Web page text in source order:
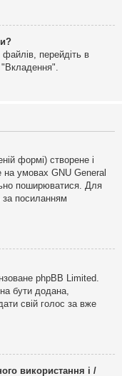
перейдіть в
формі) створене і
на умовах GNU General
поширюватися. Для
за посиланням
phpBB Limited.
бути додана,
свій голос за вже
використання і /